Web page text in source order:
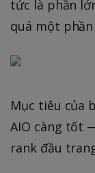
tức là phần
quá một
Mục tiêu của
AIO càng tốt
rank đầu